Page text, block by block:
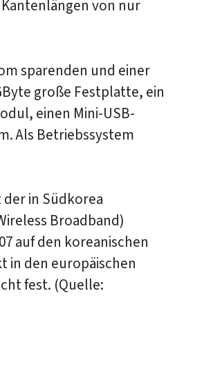
von nur
sparenden und einer
große Festplatte, ein
einen Mini-USB-
Als Betriebssystem
der in Südkorea
Broadband)
auf den koreanischen
in den europäischen
fest. (Quelle: